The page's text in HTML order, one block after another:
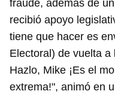
fraude, además de
recibió apoyo
tiene que hacer es
Electoral) de vuelta
Hazlo, Mike ¡Es el
extrema!", animó en